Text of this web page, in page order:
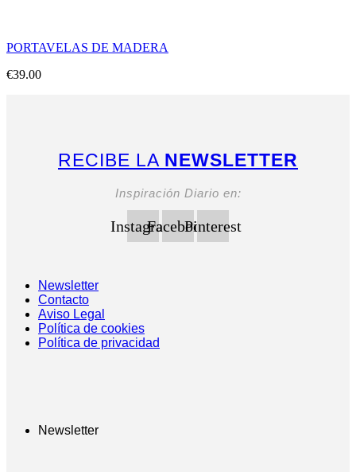
PORTAVELAS DE MADERA
€39.00
RECIBE LA NEWSLETTER
Inspiración Diario en:
InstagramFacebookPinterest
Newsletter
Contacto
Aviso Legal
Política de cookies
Política de privacidad
Newsletter